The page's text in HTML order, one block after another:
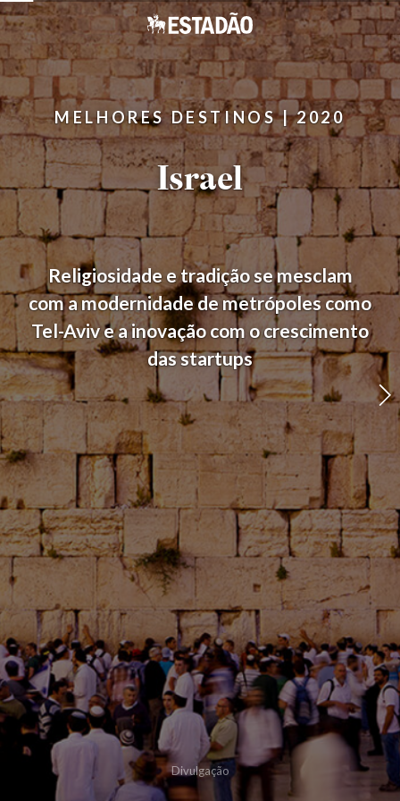
Divulgação
''
MELHORES DESTINOS | 2020
Israel
Religiosidade e tradição se mesclam
com a modernidade de metrópoles como
Tel-Aviv e a inovação com o crescimento
das startups